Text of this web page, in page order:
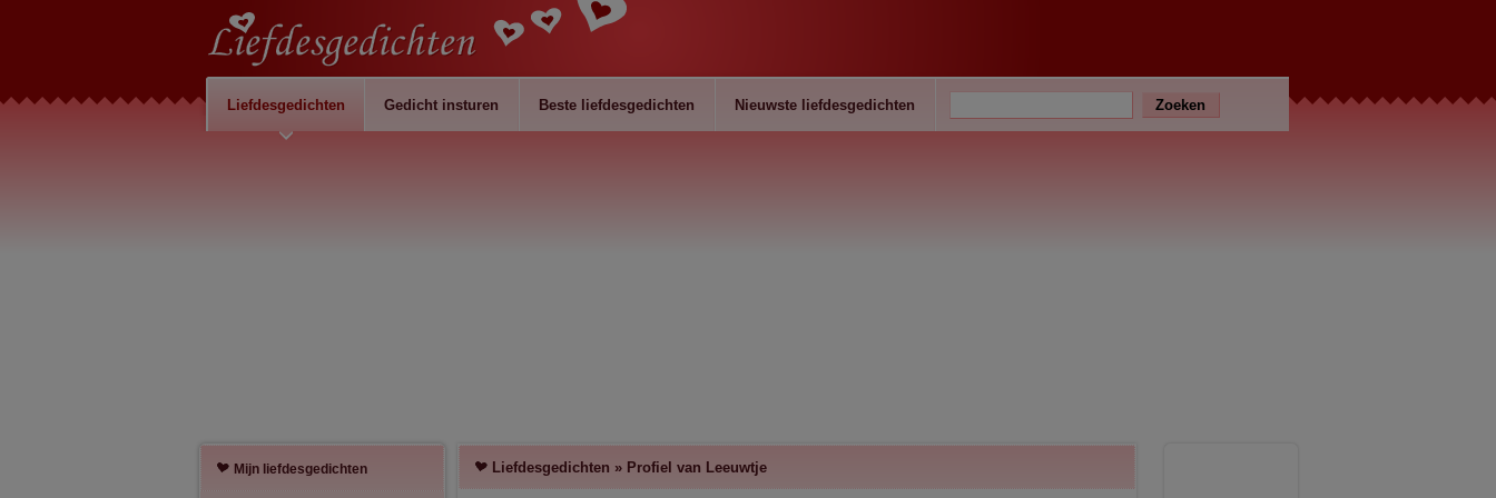
Liefdesgedichten Gedicht insturen Beste liefdesgedichten Nieuwste liefdesgedichten
Mijn liefdesgedichten Liefdesgedichten » Profiel van Leeuwtje